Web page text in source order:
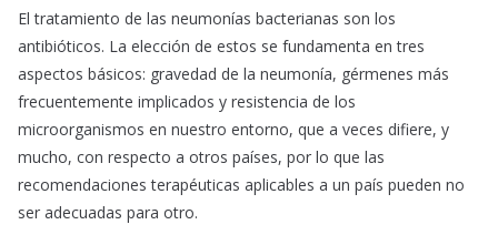
El tratamiento de las neumonías bacterianas son los
antibióticos. La elección de estos se fundamenta en tres
aspectos básicos: gravedad de la neumonía, gérmenes más
frecuentemente implicados y resistencia de los
microorganismos en nuestro entorno, que a veces difiere, y
mucho, con respecto a otros países, por lo que las
recomendaciones terapéuticas aplicables a un país pueden no
ser adecuadas para otro.